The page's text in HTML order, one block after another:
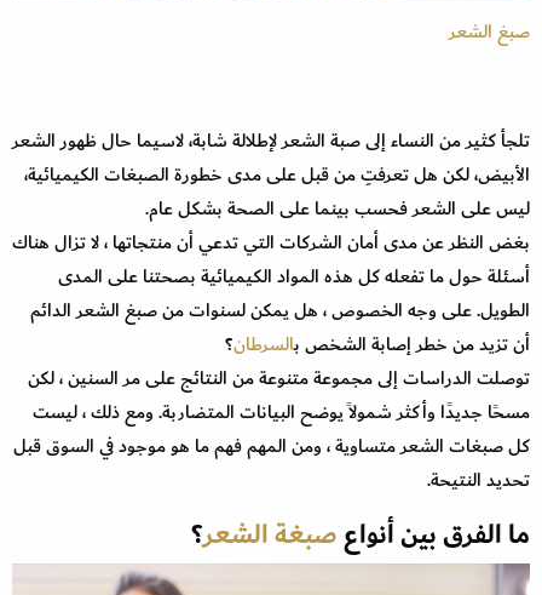
صبغ الشعر
تلجأ كثير من النساء إلى صبة الشعر لإطلالة شابة، لاسيما حال ظهور الشعر
الأبيض، لكن هل تعرفتِ من قبل على مدى خطورة الصبغات الكيميائية،
ليس على الشعر فحسب بينما على الصحة بشكل عام.
بغض النظر عن مدى أمان الشركات التي تدعي أن منتجاتها ، لا تزال هناك
أسئلة حول ما تفعله كل هذه المواد الكيميائية بصحتنا على المدى
الطويل. على وجه الخصوص ، هل يمكن لسنوات من صبغ الشعر الدائم
أن تزيد من خطر إصابة الشخص بالسرطان؟
توصلت الدراسات إلى مجموعة متنوعة من النتائج على مر السنين ، لكن
مسحًا جديدًا وأكثر شمولاً يوضح البيانات المتضاربة. ومع ذلك ، ليست
كل صبغات الشعر متساوية ، ومن المهم فهم ما هو موجود في السوق قبل
تحديد النتيحة.
ما الفرق بين أنواعصبغة الشعر؟